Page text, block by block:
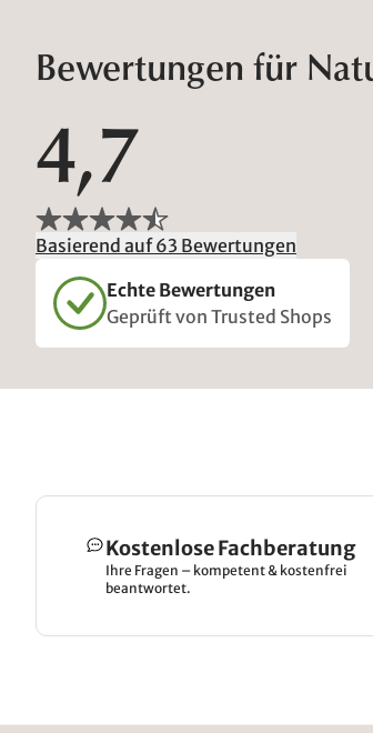
Bewertungen für
4,7
Basierend auf 63 Bewertungen
Echte Bewertungen
Geprüft von Trusted Shops
Kostenlose Fachberatung
Ihre Fragen – kompetent & kostenfrei
beantwortet.